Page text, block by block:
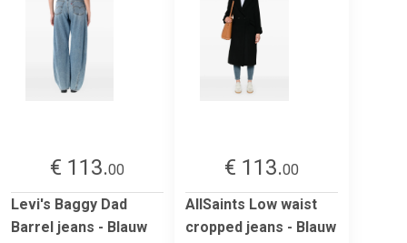
€ 113.00
Levi's Baggy Dad
Barrel jeans - Blauw
€ 113.00
AllSaints Low waist
cropped jeans - Blauw